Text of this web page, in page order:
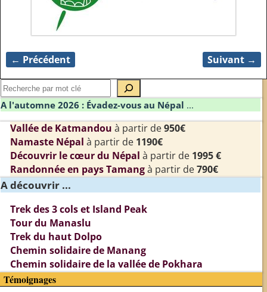
Navigation des images
← Précédent Suivant →
A l'automne 2026 : Évadez-vous au Népal ...
Vallée de Katmandou à partir de950€
Namaste Népal à partir de 1190€
Découvrir le cœur du Népal à partir de 1995 €
Randonnée en pays Tamangà partir de790€
A découvrir ...
Trek des 3 cols et Island Peak
Tour du Manaslu
Trek du haut Dolpo
Chemin solidaire de Manang
Chemin solidaire de la vallée de Pokhara
Témoignages